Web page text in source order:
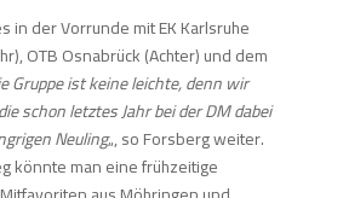
in der Vorrunde mit EK Karlsruhe
OTB Osnabrück (Achter) und dem
Gruppe ist keine leichte, denn wir
schon letztes Jahr bei der DM dabei
Neuling„, so Forsberg weiter.
könnte man eine frühzeitige